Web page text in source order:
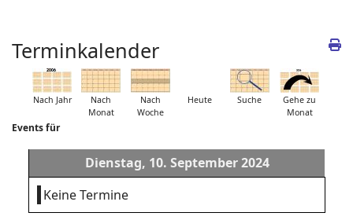
Terminkalender
Nach Jahr
Nach
Monat
Nach
Woche
Heute Suche
Gehe zu
Monat
Events für
Dienstag, 10. September 2024
Keine Termine